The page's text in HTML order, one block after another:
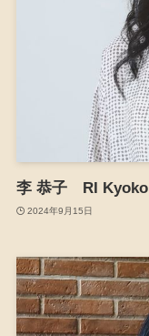
李 恭子 RI Kyoko
2024年9月15日